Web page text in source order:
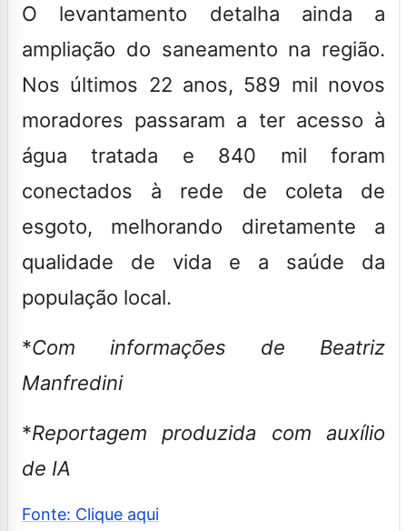
O levantamento detalha ainda a
ampliação do saneamento na região.
Nos últimos 22 anos, 589 mil novos
moradores passaram a ter acesso à
água tratada e 840 mil foram
conectados à rede de coleta de
esgoto, melhorando diretamente a
qualidade de vida e a saúde da
população local.
*Com informações de Beatriz
Manfredini
*Reportagem produzida com auxílio
de IA
Fonte: Clique aqui